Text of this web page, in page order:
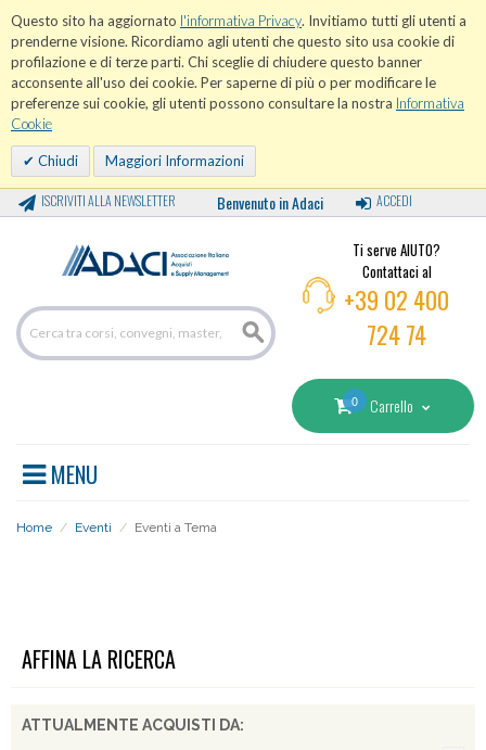
Questo sito ha aggiornato l'informativa Privacy. Invitiamo tutti gli utenti a
prenderne visione. Ricordiamo agli utenti che questo sito usa cookie di
profilazione e di terze parti. Chi sceglie di chiudere questo banner
acconsente all'uso dei cookie. Per saperne di più o per modificare le
preferenze sui cookie, gli utenti possono consultare la nostra Informativa
Cookie
Chiudi Maggiori Informazioni
ISCRIVITI ALLA NEWSLETTER Benvenuto in Adaci ACCEDI
Ti serve AIUTO?
Contattaci al
+39 02 400
724 74
0 Carrello
MENU
Home / Eventi / Eventi a Tema
AFFINA LA RICERCA
ATTUALMENTE ACQUISTI DA: